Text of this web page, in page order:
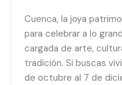
Cuenca, la joya
para celebrar a lo
cargada de arte,
tradición. Si buscas
de octubre al 7 de